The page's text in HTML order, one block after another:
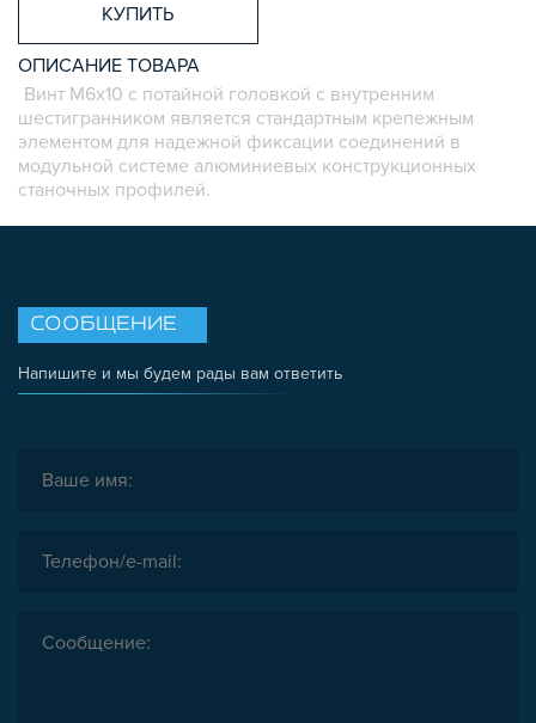
ОПОРЫ, ПОДВЕСЫ
КОМПОНЕНТЫ ДЛЯ КОНВЕЙЕРОВ
КОЛЁСА
ОСНАСТКА
МЕТРИЧЕСКИЙ КРЕПЕЖ
ПЛАСТИКОВЫЕ КОРОБКИ
КУПИТЬ
ОПИСАНИЕ ТОВАРА
Винт M6х10 с потайной головкой с внутренним
шестигранником является стандартным крепежным
элементом для надежной фиксации соединений в
модульной системе алюминиевых конструкционных
станочных профилей.
СООБЩЕНИЕ
Напишите и мы будем рады вам ответить